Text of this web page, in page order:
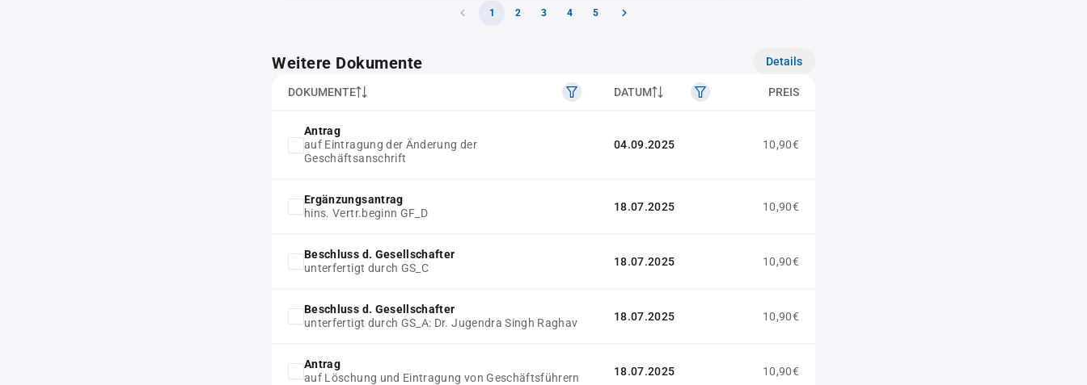
1 2 3 4 5
Weitere Dokumente Details
DOKUMENTE DATUM PREIS
Antrag
auf Eintragung der Änderung der
Geschäftsanschrift
04.09.2025 10,90€
Ergänzungsantrag
hins. Vertr.beginn GF_D
18.07.2025 10,90€
Beschluss d. Gesellschafter
unterfertigt durch GS_C
18.07.2025 10,90€
Beschluss d. Gesellschafter
unterfertigt durch GS_A: Dr. Jugendra Singh Raghav
18.07.2025 10,90€
Antrag
auf Löschung und Eintragung von Geschäftsführern
18.07.2025 10,90€